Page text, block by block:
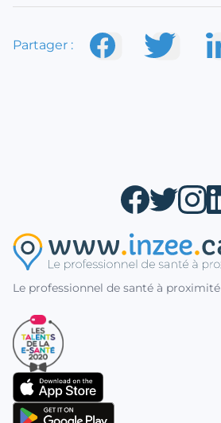
Partager :
Le professionnel de santé à proximité